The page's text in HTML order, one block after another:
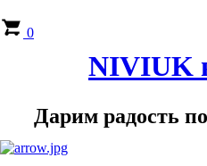
0
NIVIUK
Дарим радость